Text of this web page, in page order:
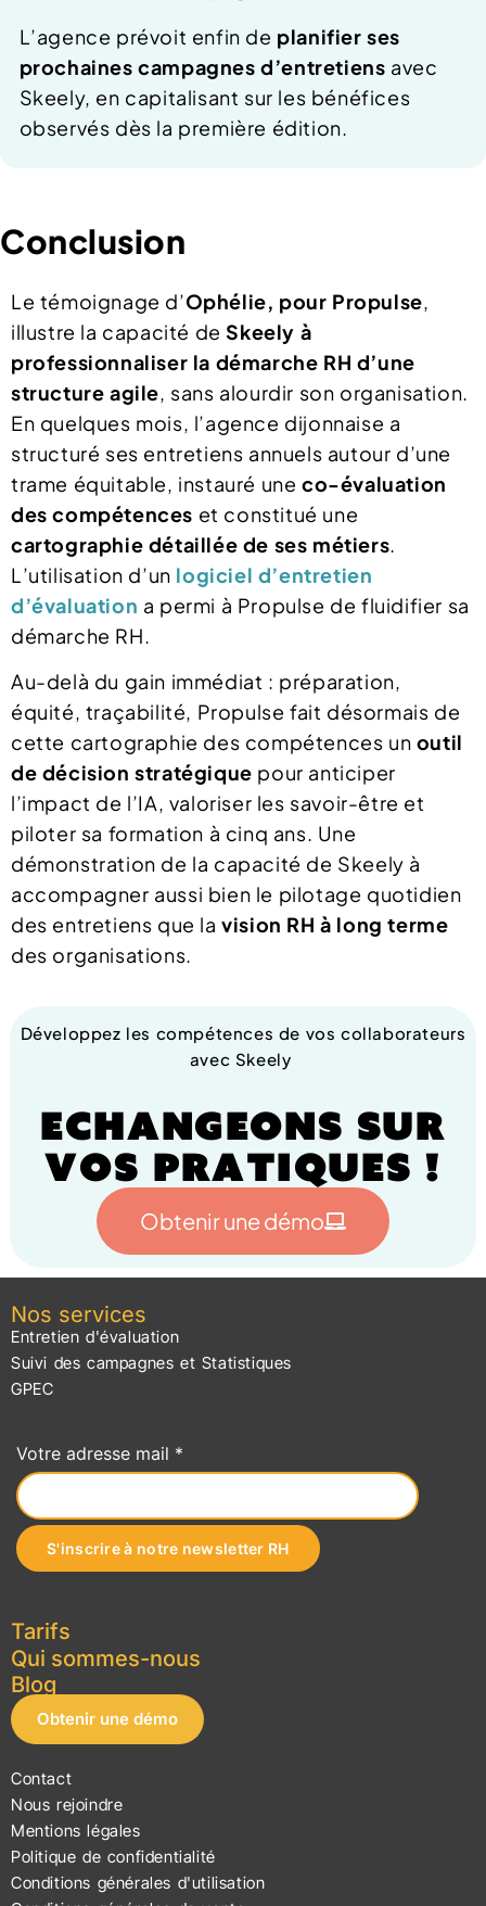
L’agence prévoit enfin de planifier ses
prochaines campagnes d’entretiens avec
Skeely, en capitalisant sur les bénéfices
observés dès la première édition.
Conclusion
Le témoignage d’Ophélie, pour Propulse,
illustre la capacité deSkeely à
professionnaliser la démarche RH d’une
structure agile, sans alourdir son organisation.
En quelques mois, l’agence dijonnaise a
structuré ses entretiens annuels autour d’une
trame équitable, instauré uneco-évaluation
des compétences et constitué une
cartographie détaillée de ses métiers.
L’utilisation d’un logiciel d’entretien
d’évaluation a permi à Propulse de fluidifier sa
démarche RH.
Au-delà du gain immédiat : préparation,
équité, traçabilité, Propulse fait désormais de
cette cartographie des compétences un outil
de décision stratégique pour anticiper
l’impact de l’IA, valoriser les savoir-être et
piloter sa formation à cinq ans. Une
démonstration de la capacité de Skeely à
accompagner aussi bien le pilotage quotidien
des entretiens que lavision RH à long terme
des organisations.
Développez les compétences de vos collaborateurs
avec Skeely
Echangeons sur
vos pratiques !
Obtenir une démo
Nos services
Entretien d'évaluation
Suivi des campagnes et Statistiques
GPEC
Votre adresse mail *
Tarifs
Qui sommes-nous
Blog
Obtenir une démo
Contact
Nous rejoindre
Mentions légales
Politique de confidentialité
Conditions générales d'utilisation